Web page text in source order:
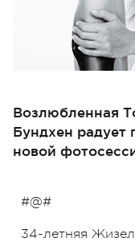
Возлюбленная
Бундхен радует
новой
#@#
34-летняя